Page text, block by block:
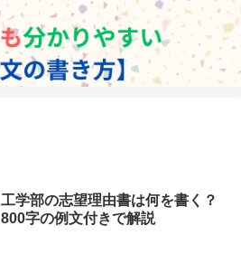
工学部の志望理由書は何を書く？
800字の例文付きで解説